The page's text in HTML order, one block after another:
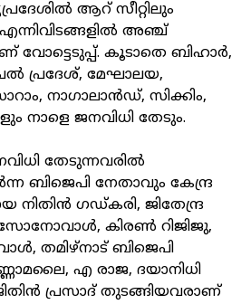
ആറ് സീറ്റിലും
അഞ്ച്
കൂടാതെ ബിഹാര്‍,
പ്രദേശ്, മേഘാലയ,
നാഗാലാന്‍ഡ്, സിക്കിം,
നാളെ ജനവിധി തേടും.
തേടുന്നവരില്‍
ബിജെപി നേതാവും കേന്ദ്ര
നിതിന്‍ ഗഡ്കരി, ജിതേന്ദ്ര
കിരണ്‍ റിജിജു,
തമിഴ്‌നാട് ബിജെപി
എ രാജ, ദയാനിധി
പ്രസാദ് തുടങ്ങിയവരാണ്